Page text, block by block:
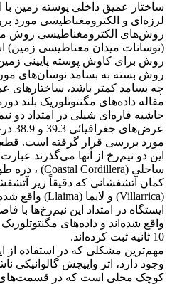
ساختار عمیق داخلی پوسته زمین
لرزه‌ای و الکترومغناطیسی مورد
روش‌های الکترومغناطیسی روش
(نوسانات میدان مغناطیسی زمین)
روش برای کاوش پوسته پایینی
روش بسته به بسامد نوسان‌های
چه بسامد کمتر باشد، ساختارهای
مقاله داده‌های مگنتوتلوریک بلند
حاشیه قاره‌ای شیلی در امتداد دو
مورد بررسی قرار گرفته ‌است.
این دو نیم‌رخ‌ از آنها می‌گذرند
کمان آتشفشانی که دقیقاً زیر
10 ثانیه ثبت کرده‌اند.
وجود دارد، اثر واپیچش گالوانیکی
کوچک محلی است که در قسمت‌های